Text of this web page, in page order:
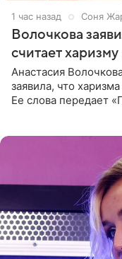
1 час назад Соня
Волочкова
считает
Анастасия
заявила, что
Ее слова передает